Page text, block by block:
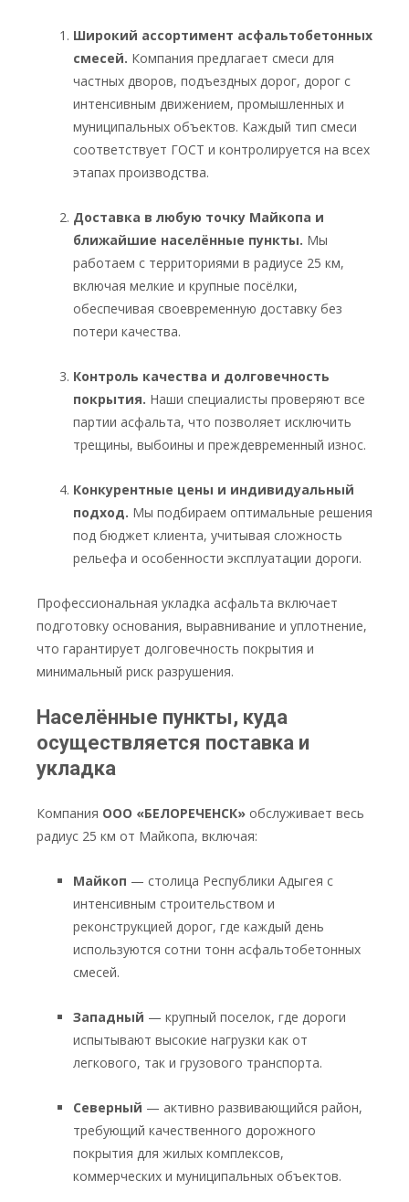
Широкий ассортимент асфальтобетонных
смесей. Компания предлагает смеси для
частных дворов, подъездных дорог, дорог с
интенсивным движением, промышленных и
муниципальных объектов. Каждый тип смеси
соответствует ГОСТ и контролируется на всех
этапах производства.
Доставка в любую точку Майкопа и
ближайшие населённые пункты. Мы
работаем с территориями в радиусе 25 км,
включая мелкие и крупные посёлки,
обеспечивая своевременную доставку без
потери качества.
Контроль качества и долговечность
покрытия. Наши специалисты проверяют все
партии асфальта, что позволяет исключить
трещины, выбоины и преждевременный износ.
Конкурентные цены и индивидуальный
подход. Мы подбираем оптимальные решения
под бюджет клиента, учитывая сложность
рельефа и особенности эксплуатации дороги.
Профессиональная укладка асфальта включает
подготовку основания, выравнивание и уплотнение,
что гарантирует долговечность покрытия и
минимальный риск разрушения.
Населённые пункты, куда
осуществляется поставка и
укладка
Компания ООО «БЕЛОРЕЧЕНСК» обслуживает весь
радиус 25 км от Майкопа, включая:
Майкоп — столица Республики Адыгея с
интенсивным строительством и
реконструкцией дорог, где каждый день
используются сотни тонн асфальтобетонных
смесей.
Западный — крупный поселок, где дороги
испытывают высокие нагрузки как от
легкового, так и грузового транспорта.
Северный — активно развивающийся район,
требующий качественного дорожного
покрытия для жилых комплексов,
коммерческих и муниципальных объектов.